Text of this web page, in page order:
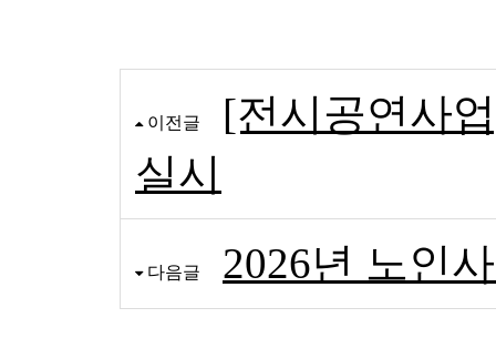
이전글
[전시공연사
실시
다음글 2026년 노인